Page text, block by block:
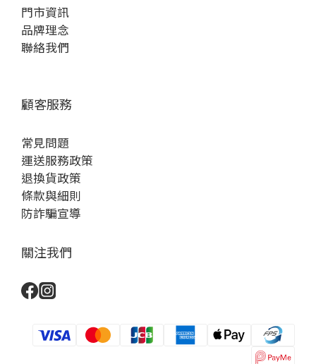
門市資訊
品牌理念
聯絡我們
顧客服務
常見問題
運送服務政策
退換貨政策
條款與細則
防詐騙宣導
關注我們